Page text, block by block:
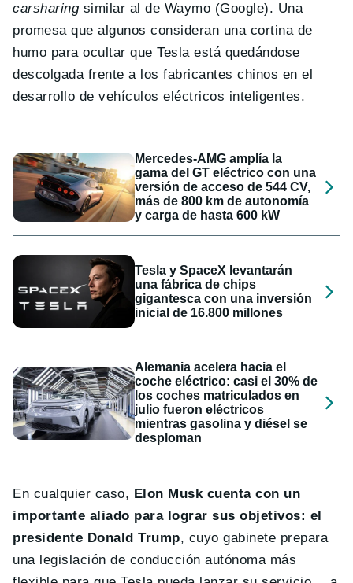
carsharingsimilar al de Waymo (Google). Una
promesa que algunos consideran una cortina de
humo para ocultar que Tesla está quedándose
descolgada frente a los fabricantes chinos en el
desarrollo de vehículos eléctricos inteligentes.
Mercedes-AMG amplía la
gama del GT eléctrico con una
versión de acceso de 544 CV,
más de 800 km de autonomía
y carga de hasta 600 kW
Tesla y SpaceX levantarán
una fábrica de chips
gigantesca con una inversión
inicial de 16.800 millones
Alemania acelera hacia el
coche eléctrico: casi el 30% de
los coches matriculados en
julio fueron eléctricos
mientras gasolina y diésel se
desploman
En cualquier caso, Elon Musk cuenta con un
importante aliado para lograr sus objetivos: el
presidente Donald Trump, cuyo gabinete prepara
una legislación de conducción autónoma más